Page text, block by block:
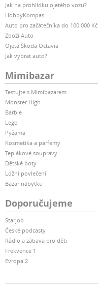
Jak na prohlídku ojetého vozu?
HobbyKompas
Auto pro začátečníka do 100 000 Kč
Zboží Auto
Ojetá Škoda Octavia
Jak vybrat auto?
Mimibazar
Testujte s Mimibazarem
Monster High
Barbie
Lego
Pyžama
Kosmetika a parfémy
Teplákové soupravy
Dětské boty
Ložní povlečení
Bazar nábytku
Doporučujeme
Starjob
České podcasty
Rádio a zábava pro děti
Frekvence 1
Evropa 2